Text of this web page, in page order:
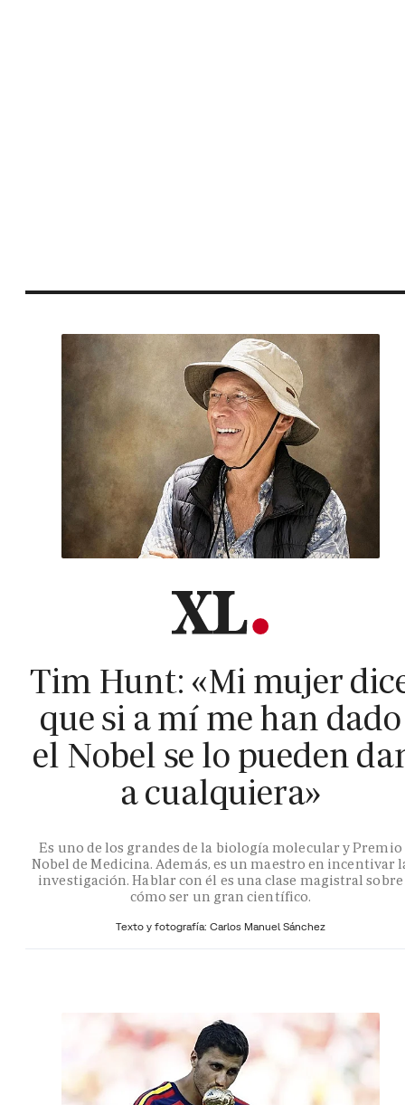
Tim Hunt: «Mi mujer
que si a mí me han dado
el Nobel se lo pueden
a cualquiera»
Es uno de los grandes de la biología molecular y Premio
Nobel de Medicina. Además, es un maestro en incentivar
investigación. Hablar con él es una clase magistral sobre
cómo ser un gran científico.
Texto y fotografía: Carlos Manuel Sánchez